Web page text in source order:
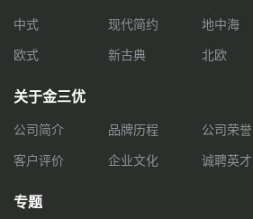
中式 现代简约 地中海
欧式
新古典 北欧
关于金三优
公司简介 品牌历程 公司荣誉
客户评价
企业文化 诚聘英才
专题